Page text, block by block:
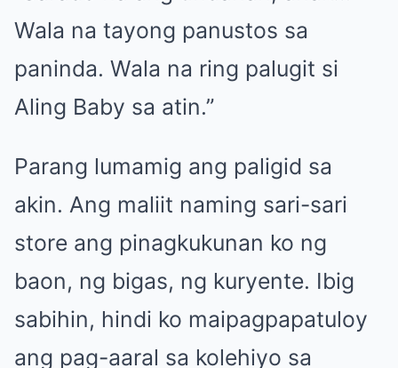
Wala na tayong panustos sa
paninda. Wala na ring palugit si
Aling Baby sa atin.”
Parang lumamig ang paligid sa
akin. Ang maliit naming sari-sari
store ang pinagkukunan ko ng
baon, ng bigas, ng kuryente. Ibig
sabihin, hindi ko maipagpapatuloy
ang pag-aaral sa kolehiyo sa